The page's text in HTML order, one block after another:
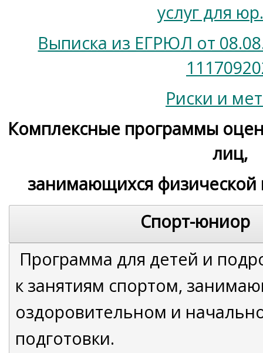
услуг для
Выписка из ЕГРЮЛ от
Риски и
Комплексные программы
лиц,
занимающихся физической
Спорт-
Программа для детей и
к занятиям спортом,
оздоровительном и
подготовки.